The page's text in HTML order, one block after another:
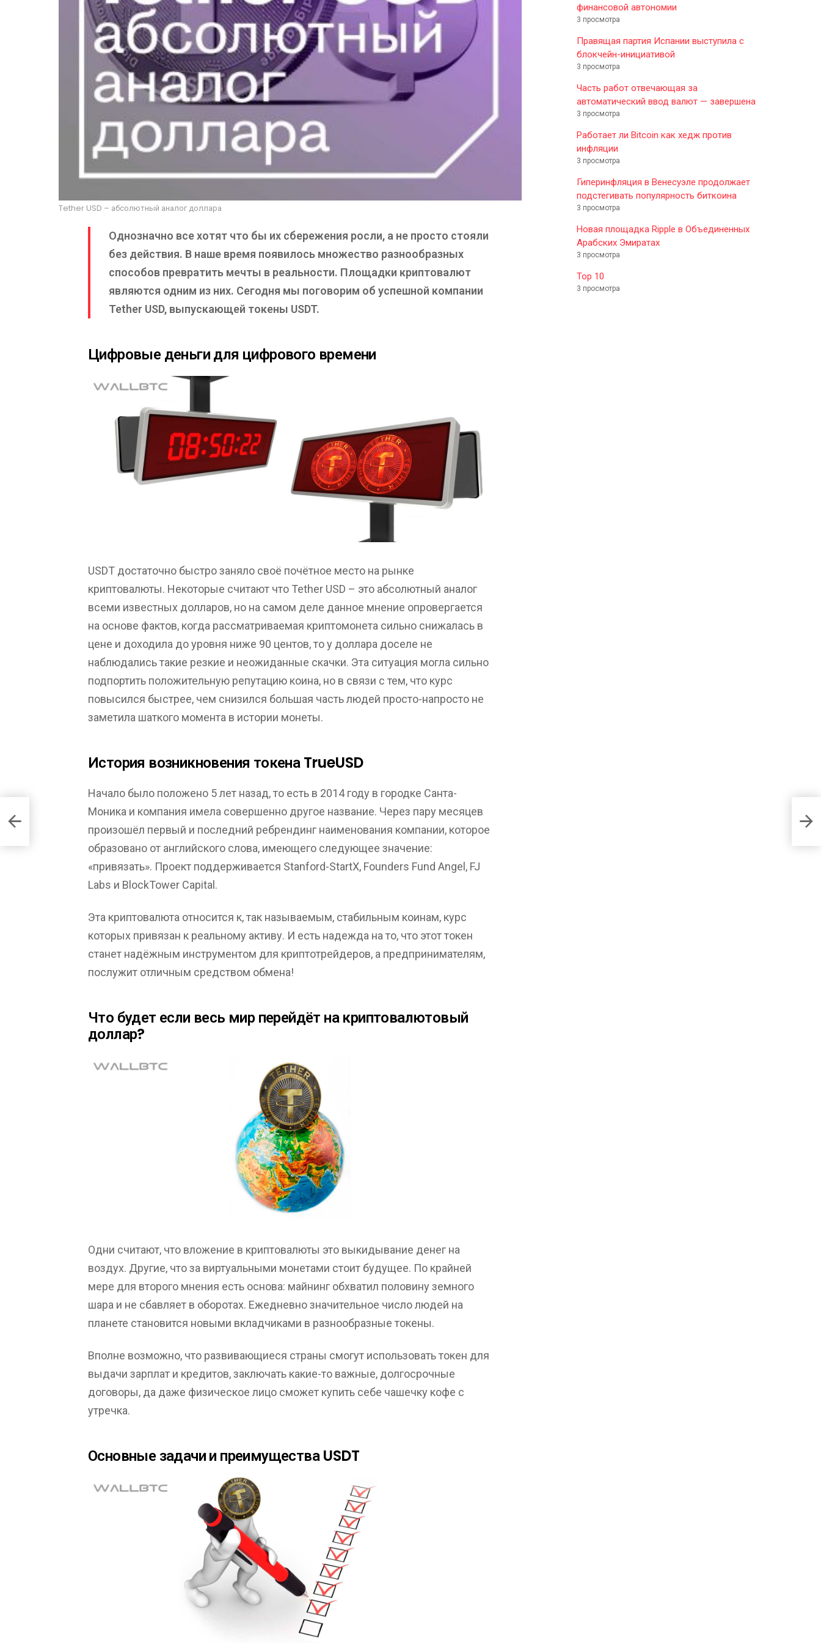
Tether USD – абсолютный аналог доллара
Однозначно все хотят что бы их сбережения росли, а не просто стояли
без действия. В наше время появилось множество разнообразных
способов превратить мечты в реальности. Площадки криптовалют
являются одним из них. Сегодня мы поговорим об успешной компании
Tether USD, выпускающей токены USDT.
Цифровые деньги для цифрового времени
USDT достаточно быстро заняло своё почётное место на рынке
криптовалюты. Некоторые считают что Tether USD – это абсолютный аналог
всеми известных долларов, но на самом деле данное мнение опровергается
на основе фактов, когда рассматриваемая криптомонета сильно снижалась в
цене и доходила до уровня ниже 90 центов, то у доллара доселе не
наблюдались такие резкие и неожиданные скачки. Эта ситуация могла сильно
подпортить положительную репутацию коина, но в связи с тем, что курс
повысился быстрее, чем снизился большая часть людей просто-напросто не
заметила шаткого момента в истории монеты.
История возникновения токена TrueUSD
Начало было положено 5 лет назад, то есть в 2014 году в городке Санта-
Моника и компания имела совершенно другое название. Через пару месяцев
произошёл первый и последний ребрендинг наименования компании, которое
образовано от английского слова, имеющего следующее значение:
«привязать». Проект поддерживается Stanford-StartX, Founders Fund Angel, FJ
Labs и BlockTower Capital.
Эта криптовалюта относится к, так называемым, стабильным коинам, курс
которых привязан к реальному активу. И есть надежда на то, что этот токен
станет надёжным инструментом для криптотрейдеров, а предпринимателям,
послужит отличным средством обмена!
Что будет если весь мир перейдёт на криптовалютовый
доллар?
Одни считают, что вложение в криптовалюты это выкидывание денег на
воздух. Другие, что за виртуальными монетами стоит будущее. По крайней
мере для второго мнения есть основа: майнинг обхватил половину земного
шара и не сбавляет в оборотах. Ежедневно значительное число людей на
планете становится новыми вкладчиками в разнообразные токены.
Вполне возможно, что развивающиеся страны смогут использовать токен для
выдачи зарплат и кредитов, заключать какие-то важные, долгосрочные
договоры, да даже физическое лицо сможет купить себе чашечку кофе с
утречка.
Основные задачи и преимущества USDT
финансовой автономии
3 просмотра
Правящая партия Испании выступила с
блокчейн-инициативой
3 просмотра
Часть работ отвечающая за
автоматический ввод валют — завершена
3 просмотра
Работает ли Bitcoin как хедж против
инфляции
3 просмотра
Гиперинфляция в Венесуэле продолжает
подстегивать популярность биткоина
3 просмотра
Новая площадка Ripple в Объединенных
Арабских Эмиратах
3 просмотра
Top 10
3 просмотра